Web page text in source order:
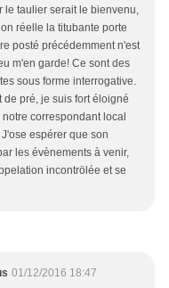
le taulier serait le bienvenu,
réelle la titubante porte
posté précédemment n'est
m'en garde! Ce sont des
sous forme interrogative.
de pré, je suis fort éloigné
correspondant local
espérer que son
les évènements à venir,
incontrölée et se
01/12/2016 18:47